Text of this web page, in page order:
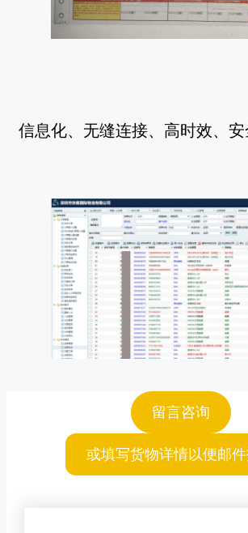
信息化、无缝连接、高时效、
留言咨询
或填写货物详情以便邮